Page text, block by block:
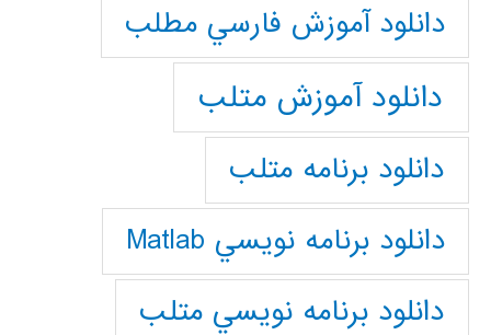
دانلود آموزش فارسي مطلب
دانلود آموزش متلب
دانلود برنامه متلب
دانلود برنامه نويسي Matlab
دانلود برنامه نويسي متلب